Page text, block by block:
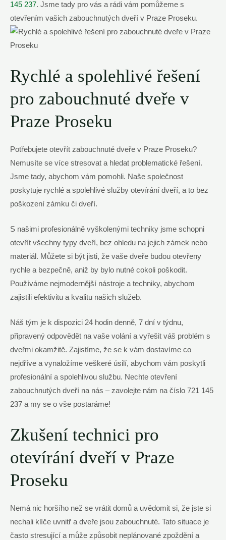
145 237. Jsme tady pro vás a rádi vám pomůžeme s
otevřením vašich zabouchnutých dveří v Praze Proseku.
Rychlé a spolehlivé řešení
pro zabouchnuté dveře v
Praze Proseku
Potřebujete otevřít zabouchnuté dveře v Praze Proseku?
Nemusíte se více stresovat a hledat problematické řešení.
Jsme tady, abychom vám pomohli. Naše společnost
poskytuje rychlé a spolehlivé služby otevírání dveří, a to bez
poškození zámku či dveří.
S našimi profesionálně vyškolenými techniky jsme schopni
otevřít všechny typy dveří, bez ohledu na jejich zámek nebo
materiál. Můžete si být jisti, že vaše dveře budou otevřeny
rychle a bezpečně, aniž by bylo nutné cokoli poškodit.
Používáme nejmodernější nástroje a techniky, abychom
zajistili efektivitu a kvalitu našich služeb.
Náš tým je k dispozici 24 hodin denně, 7 dní v týdnu,
připravený odpovědět na vaše volání a vyřešit váš problém s
dveřmi okamžitě. Zajistíme, že se k vám dostavíme co
nejdříve a vynaložíme veškeré úsilí, abychom vám poskytli
profesionální a spolehlivou službu. Nechte otevření
zabouchnutých dveří na nás – zavolejte nám na číslo 721 145
237 a my se o vše postaráme!
Zkušení technici pro
otevírání dveří v Praze
Proseku
Nemá nic horšího než se vrátit domů a uvědomit si, že jste si
nechali klíče uvnitř a dveře jsou zabouchnuté. Tato situace je
často stresující a může způsobit neplánované zpoždění a